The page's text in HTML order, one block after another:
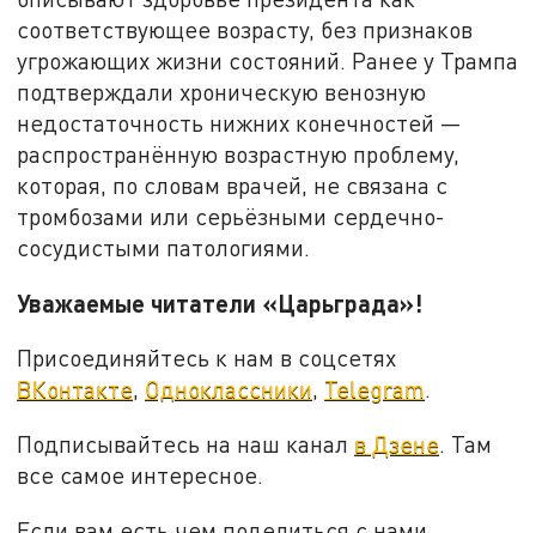
соответствующее возрасту, без признаков
угрожающих жизни состояний. Ранее у Трампа
подтверждали хроническую венозную
недостаточность нижних конечностей —
распространённую возрастную проблему,
которая, по словам врачей, не связана с
тромбозами или серьёзными сердечно-
сосудистыми патологиями.
Уважаемые читатели «Царьграда»!
Присоединяйтесь к нам в соцсетях
ВКонтакте, Одноклассники, Telegram.
Подписывайтесь на наш канал в Дзене. Там
все самое интересное.